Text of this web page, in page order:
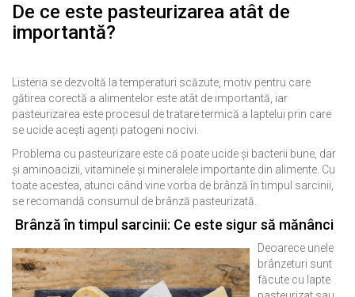
De ce este pasteurizarea atât de
importantă?
Listeria se dezvoltă la temperaturi scăzute, motiv pentru care
gătirea corectă a alimentelor este atât de importantă, iar
pasteurizarea este procesul de tratare termică a laptelui prin care
se ucide acești agenți patogeni nocivi.
Problema cu pasteurizare este că poate ucide și bacterii bune, dar
și aminoacizii, vitaminele și mineralele importante din alimente. Cu
toate acestea, atunci când vine vorba de brânză în timpul sarcinii,
se recomandă consumul de brânză pasteurizată.
Brânză în timpul sarcinii: Ce este sigur să mănânci
Deoarece unele
brânzeturi sunt
făcute cu lapte